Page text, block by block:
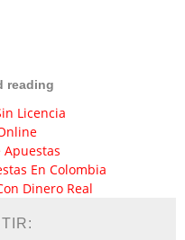
reading
Licencia
Apuestas
En Colombia
Dinero Real